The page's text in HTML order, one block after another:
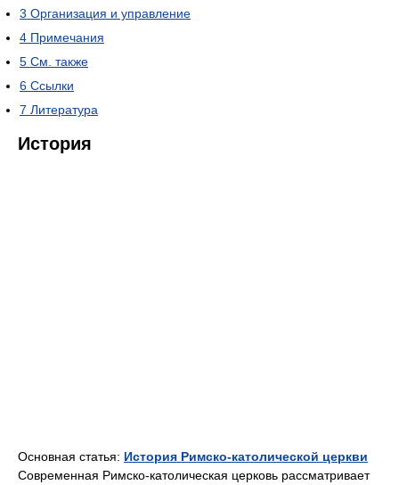
3 Организация и управление
4 Примечания
5 См. также
6 Ссылки
7 Литература
История
Основная статья: История Римско-католической церкви
Современная Римско-католическая церковь рассматривает